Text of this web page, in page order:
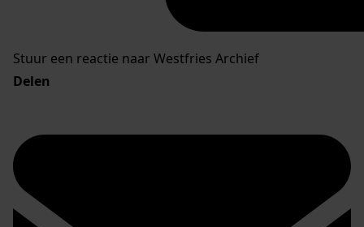
Stuur een reactie naar Westfries Archief
Delen